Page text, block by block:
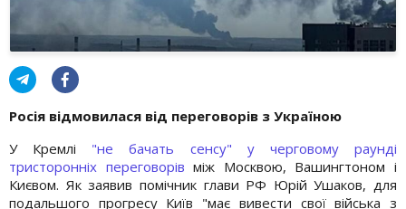
Росія відмовилася від переговорів з Україною
У Кремлі "не бачать сенсу" у черговому раунді
тристоронніх переговорів між Москвою, Вашингтоном і
Києвом. Як заявив помічник глави РФ Юрій Ушаков, для
подальшого прогресу Київ "має вивести свої війська з